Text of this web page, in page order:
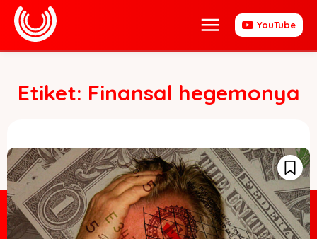
YouTube
Etiket: Finansal hegemonya